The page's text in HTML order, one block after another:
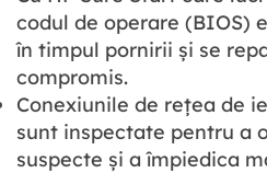
codul de operare (BIOS)
în timpul pornirii și se
compromis.
Conexiunile de rețea de
sunt inspectate pentru a
suspecte și a împiedica